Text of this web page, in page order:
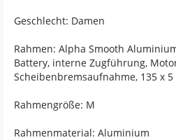
Geschlecht: Damen
Rahmen: Alpha Smooth
Battery, interne Zugführung,
Scheibenbremsaufnahme, 135 x
Rahmengröße: M
Rahmenmaterial: Aluminium